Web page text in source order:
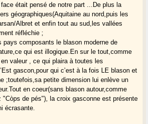
était pensé de notre part ...De plus la
géographiques(Aquitaine au nord,puis les
Albret et enfin tout au sud,les vallées
réfléchie ;
pays composants le blason moderne de
qui est illogique.En sur le tout,comme
valeur , ce qui plaira à toutes les
gascon,pour qui c’est à la fois LE blason et
;toutefois,sa petite dimension lui enlève un
en coeur(sans blason autour,comme
"Còps de pés"), la croix gasconne est présente
écrasante.